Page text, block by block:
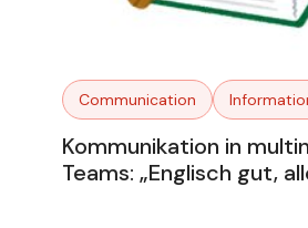
Communication
Kommunikation in
Teams: „Englisch gut,